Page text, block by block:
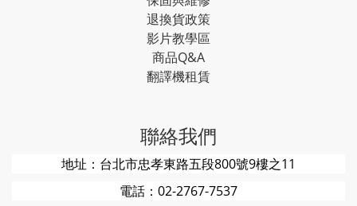
退換貨政策
影片教學區
商品Q&A
翻譯機租賃
聯絡我們
地址：台北市忠孝東路五段800號9樓之11
電話：02-2767-7537